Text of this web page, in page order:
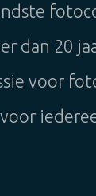
dan 20
voor